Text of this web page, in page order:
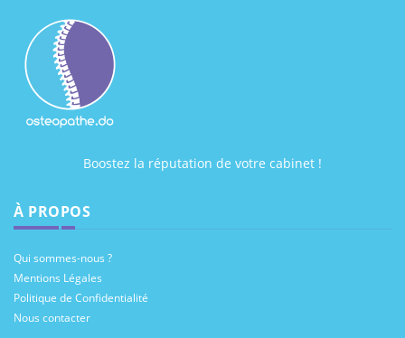
Boostez la réputation de votre cabinet !
À PROPOS
Qui sommes-nous ?
Mentions Légales
Politique de Confidentialité
Nous contacter